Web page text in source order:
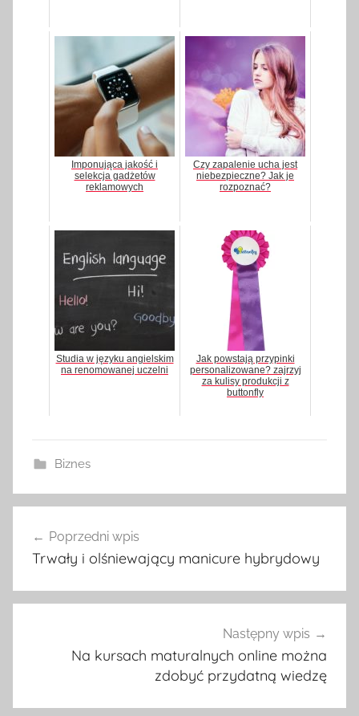
Imponująca jakość i
selekcja gadżetów
reklamowych
Czy zapalenie ucha jest
niebezpieczne? Jak je
rozpoznać?
Studia w języku angielskim
na renomowanej uczelni
Jak powstają przypinki
personalizowane? zajrzyj
za kulisy produkcji z
buttonfly
Biznes
Nawigacja
wpisu
Poprzedni wpis
Trwały i olśniewający manicure hybrydowy
Następny wpis
Na kursach maturalnych online można
zdobyć przydatną wiedzę